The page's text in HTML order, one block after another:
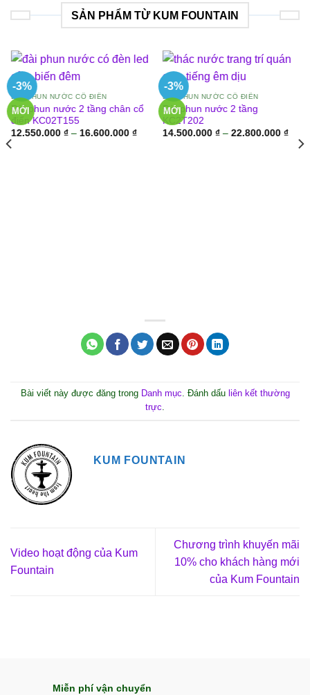
SẢN PHẨM TỪ KUM FOUNTAIN
-3%
MỚI
ĐÀI PHUN NƯỚC CỔ ĐIỂN
Đài phun nước 2 tầng chân cổ
điển KC02T155
12.550.000 ₫ – 16.600.000 ₫Khoảng
-3%
MỚI
ĐÀI PHUN NƯỚC CỔ ĐIỂN
Đài phun nước 2 tầng
KC2T202
14.500.000 ₫ – 22.800.000 ₫
giá:
Bài viết này được đăng trong Danh mục. Đánh dấu liên kết thường
trực.
KUM FOUNTAIN
Video hoạt động của Kum
Fountain
Chương trình khuyến mãi
10% cho khách hàng mới
của Kum Fountain
Miễn phí vận chuyển